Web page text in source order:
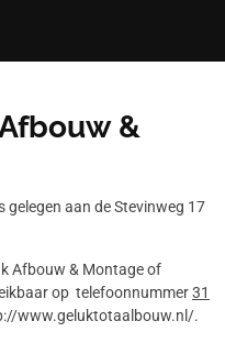
&
aan de Stevinweg 17
Afbouw & Montage of
op telefoonnummer31
www.geluktotaalbouw.nl/.